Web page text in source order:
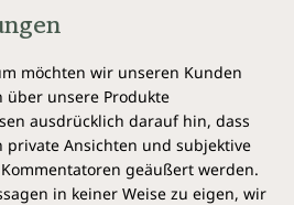
möchten wir unseren Kunden
über unsere Produkte
ausdrücklich darauf hin, dass
private Ansichten und subjektive
geäußert werden.
in keiner Weise zu eigen, wir